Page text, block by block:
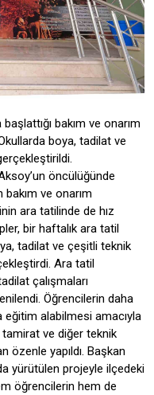
bakım ve onarım
boya, tadilat ve
öncülüğünde
ve onarım
ara tatilinde de hız
bir haftalık ara tatil
tadilat ve çeşitli teknik
Ara tatil
çalışmaları
Öğrencilerin daha
eğitim alabilmesi amacıyla
tamirat ve diğer teknik
özenle yapıldı. Başkan
yürütülen projeyle ilçedeki
öğrencilerin hem de